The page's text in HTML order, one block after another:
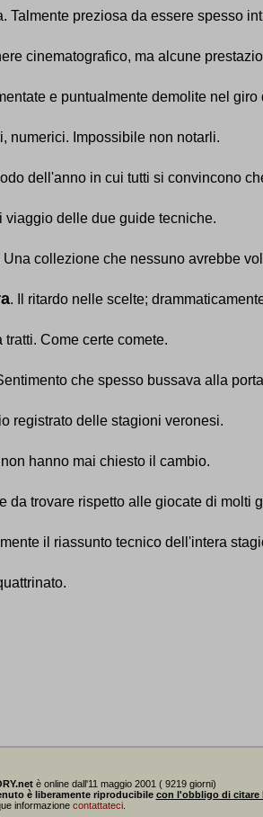
Talmente preziosa da essere spesso
cinematografico, ma alcune
e puntualmente demolite nel giro
numerici. Impossibile non notarli.
dell'anno in cui tutti si convincono
viaggio delle due guide tecniche.
Una collezione che nessuno avrebbe
. Il ritardo nelle scelte;
tratti. Come certe comete.
che spesso bussava alla
registrato delle stagioni veronesi.
hanno mai chiesto il cambio.
da trovare rispetto alle giocate di molti
il riassunto tecnico dell'intera
è online dall'11 maggio 2001 ( 9219 giorni)
è liberamente riproducibile con l'obbligo di citare
informazione contattateci.